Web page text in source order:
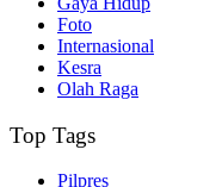
Foto
Internasional
Kesra
Olah Raga
Top Tags
Pilpres